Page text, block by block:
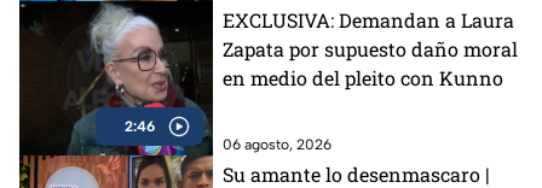
2:46
EXCLUSIVA: Demandan a Laura
Zapata por supuesto daño moral
en medio del pleito con Kunno
06 agosto, 2026
Su amante lo desenmascaro |